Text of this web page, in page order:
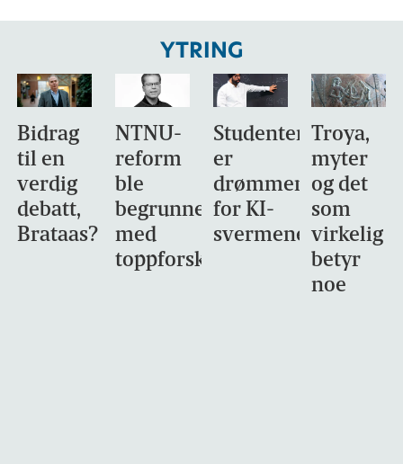
YTRING
Bidrag
til en
verdig
debatt,
Brataas?
NTNU-
reform
ble
begrunnet
med
toppforskning
Studentene
er
drømmemålet
for KI-
svermene
Troya,
myter
og det
som
virkelig
betyr
noe